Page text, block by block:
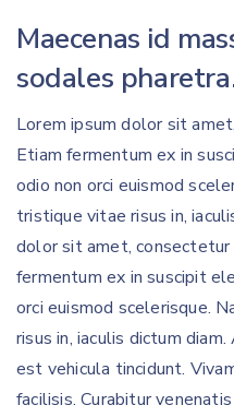
Maecenas id
sodales
Lorem ipsum dolor sit
Etiam fermentum ex in
odio non orci euismod
tristique vitae risus in,
dolor sit amet, consectetur
fermentum ex in suscipit
orci euismod scelerisque.
risus in, iaculis dictum
est vehicula tincidunt.
facilisis. Curabitur